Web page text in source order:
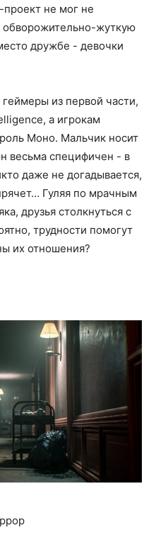
не мог не
обворожительно-жуткую
дружбе - девочки
из первой части,
а игрокам
роль Моно. Мальчик носит
весьма специфичен - в
даже не догадывается,
Гуляя по мрачным
друзья столкнуться с
трудности помогут
их отношения?